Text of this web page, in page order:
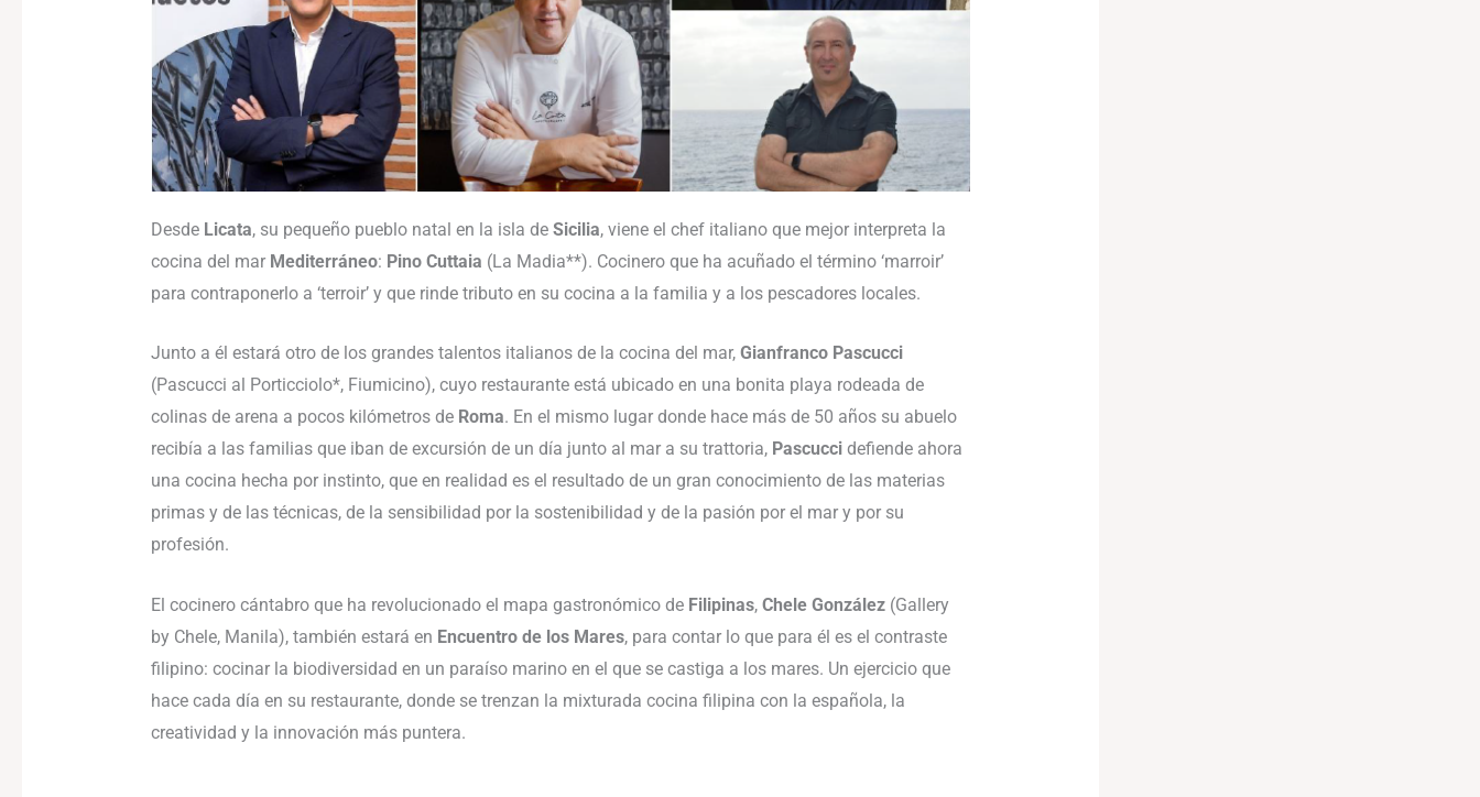
Desde Licata, su pequeño pueblo natal en la isla de Sicilia, viene el chef italiano que mejor interpreta la
cocina del mar Mediterráneo: Pino Cuttaia (La Madia**). Cocinero que ha acuñado el término ‘marroir’
para contraponerlo a ‘terroir’ y que rinde tributo en su cocina a la familia y a los pescadores locales.
Junto a él estará otro de los grandes talentos italianos de la cocina del mar, Gianfranco Pascucci
(Pascucci al Porticciolo*, Fiumicino), cuyo restaurante está ubicado en una bonita playa rodeada de
colinas de arena a pocos kilómetros de Roma. En el mismo lugar donde hace más de 50 años su abuelo
recibía a las familias que iban de excursión de un día junto al mar a su trattoria, Pascuccidefiende ahora
una cocina hecha por instinto, que en realidad es el resultado de un gran conocimiento de las materias
primas y de las técnicas, de la sensibilidad por la sostenibilidad y de la pasión por el mar y por su
profesión.
El cocinero cántabro que ha revolucionado el mapa gastronómico de Filipinas, Chele González(Gallery
by Chele, Manila), también estará en Encuentro de los Mares, para contar lo que para él es el contraste
filipino: cocinar la biodiversidad en un paraíso marino en el que se castiga a los mares. Un ejercicio que
hace cada día en su restaurante, donde se trenzan la mixturada cocina filipina con la española, la
creatividad y la innovación más puntera.